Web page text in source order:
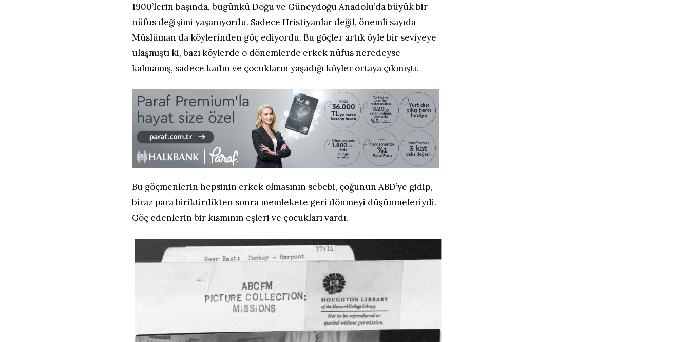
1900’lerin başında, bugünkü Doğu ve Güneydoğu Anadolu’da büyük bir
nüfus değişimi yaşanıyordu. Sadece Hristiyanlar değil, önemli sayıda
Müslüman da köylerinden göç ediyordu. Bu göçler artık öyle bir seviyeye
ulaşmıştı ki, bazı köylerde o dönemlerde erkek nüfus neredeyse
kalmamış, sadece kadın ve çocukların yaşadığı köyler ortaya çıkmıştı.
Bu göçmenlerin hepsinin erkek olmasının sebebi, çoğunun ABD’ye gidip,
biraz para biriktirdikten sonra memlekete geri dönmeyi düşünmeleriydi.
Göç edenlerin bir kısmının eşleri ve çocukları vardı.